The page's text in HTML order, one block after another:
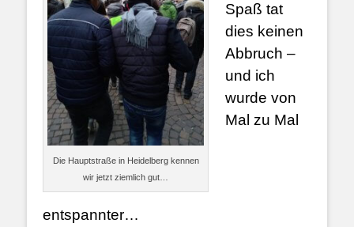
Die Hauptstraße in Heidelberg kennen
wir jetzt ziemlich gut…
Spaß tat
dies keinen
Abbruch –
und ich
wurde von
Mal zu Mal
entspannter…